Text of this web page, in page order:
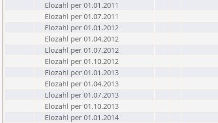
Elozahl per 01.01.2011
Elozahl per 01.07.2011
Elozahl per 01.01.2012
Elozahl per 01.04.2012
Elozahl per 01.07.2012
Elozahl per 01.10.2012
Elozahl per 01.01.2013
Elozahl per 01.04.2013
Elozahl per 01.07.2013
Elozahl per 01.10.2013
Elozahl per 01.01.2014